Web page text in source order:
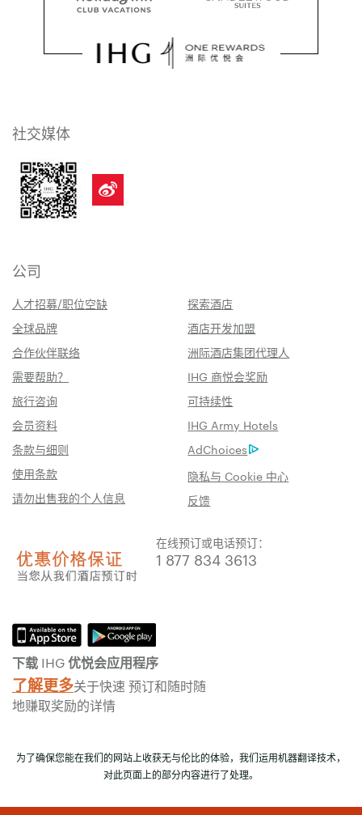
社交媒体
公司
人才招募/职位空缺
探索酒店
全球品牌
酒店开发加盟
合作伙伴联络
洲际酒店集团代理人
需要帮助？
IHG 商悦会奖励
旅行咨询
可持续性
会员资料
IHG Army Hotels
条款与细则
AdChoices
使用条款
隐私与 Cookie 中心
请勿出售我的个人信息
反馈
在线预订或电话预订：
1 877 834 3613
下载 IHG 优悦会应用程序
了解更多关于快速 预订和随时随
地赚取奖励的详情
为了确保您能在我们的网站上收获无与伦比的体验，我们运用机器翻译技术，
对此页面上的部分内容进行了处理。